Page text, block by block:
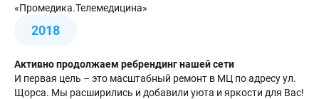
«Промедика.Телемедицина»
2018
Активно продолжаем ребрендинг нашей сети
И первая цель – это масштабный ремонт в МЦ по адресу ул.
Щорса. Мы расширились и добавили уюта и яркости для Вас!